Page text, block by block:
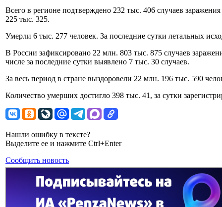
Всего в регионе подтверждено 232 тыс. 406 случаев
225 тыс. 325.
Умерли 6 тыс. 277 человек. За последние сутки летальных
В России зафиксировано 22 млн. 803 тыс. 875 случаев
числе за последние сутки выявлено 7 тыс. 30 случаев.
За весь период в стране выздоровели 22 млн. 196 тыс. 590
Количество умерших достигло 398 тыс. 41, за сутки
Нашли ошибку в тексте?
Выделите ее и нажмите Ctrl+Enter
Сообщить новость